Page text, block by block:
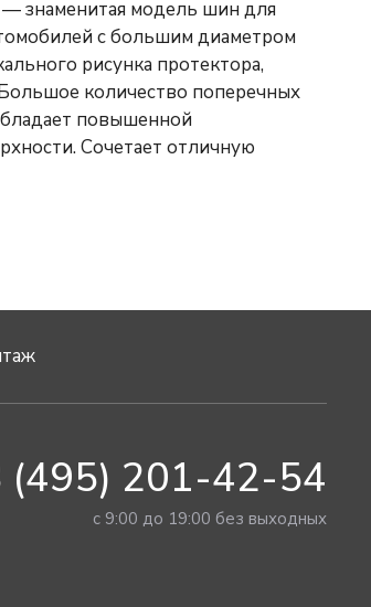
знаменитая модель шин для
с большим диаметром
рисунка протектора,
количество поперечных
повышенной
Сочетает отличную
(495) 201-42-54
с 9:00 до 19:00 без выходных